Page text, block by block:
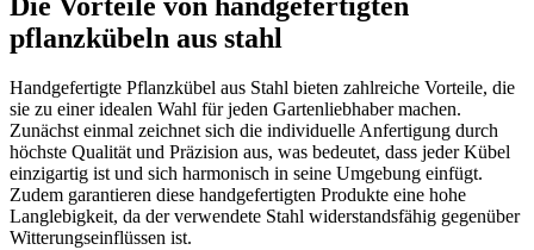
pflanzkübeln aus stahl
Handgefertigte Pflanzkübel aus Stahl bieten zahlreiche Vorteile, die
sie zu einer idealen Wahl für jeden Gartenliebhaber machen.
Zunächst einmal zeichnet sich die individuelle Anfertigung durch
höchste Qualität und Präzision aus, was bedeutet, dass jeder Kübel
einzigartig ist und sich harmonisch in seine Umgebung einfügt.
Zudem garantieren diese handgefertigten Produkte eine hohe
Langlebigkeit, da der verwendete Stahl widerstandsfähig gegenüber
Witterungseinflüssen ist.